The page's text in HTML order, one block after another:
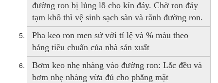
đường ron bị lủng lỗ cho kín đáy. Chờ ron đáy
tạm khô thì vệ sinh sạch sàn và rãnh đường ron.
Pha keo ron men sứ với tỉ lệ và % màu theo
bảng tiêu chuẩn của nhà sản xuất
Bơm keo nhẹ nhàng vào đường ron: Lắc đều và
bơm nhẹ nhàng vừa đủ cho phẳng mặt